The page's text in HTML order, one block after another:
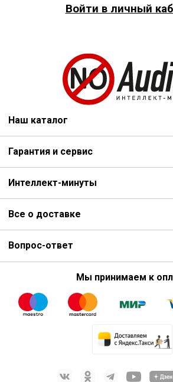
Войти в личный
Наш каталог
Гарантия и сервис
Интеллект-минуты
Все о доставке
Вопрос-ответ
Мы принимаем к